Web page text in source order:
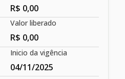
R$ 0,00
Valor liberado
R$ 0,00
Inicio da vigência
04/11/2025